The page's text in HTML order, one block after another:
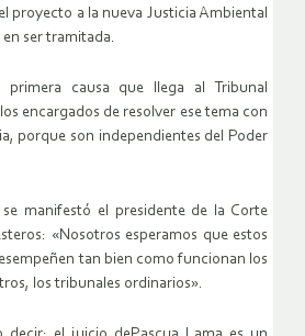
proyecto a la nueva Justicia Ambiental
ser tramitada.
primera causa que llega al Tribunal
encargados de resolver ese tema con
porque son independientes del Poder
manifestó el presidente de la Corte
«Nosotros esperamos que estos
tan bien como funcionan los
los tribunales ordinarios».